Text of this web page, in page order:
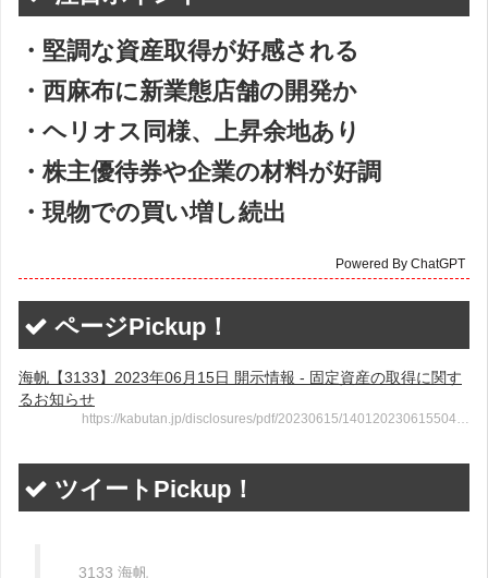
・堅調な資産取得が好感される
・西麻布に新業態店舗の開発か
・ヘリオス同様、上昇余地あり
・株主優待券や企業の材料が好調
・現物での買い増し続出
Powered By ChatGPT
ページPickup！
海帆【3133】2023年06月15日 開示情報 - 固定資産の取得に関す
るお知らせ
https://kabutan.jp/disclosures/pdf/20230615/140120230615504…
ツイートPickup！
3133 海帆